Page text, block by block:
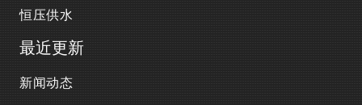
恒压供水
最近更新
新闻动态